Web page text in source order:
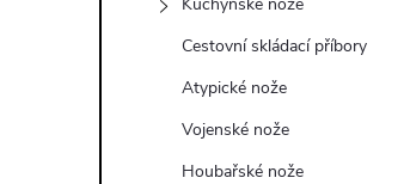
Cestovní skládací příbory
Atypické nože
Vojenské nože
Houbařské nože